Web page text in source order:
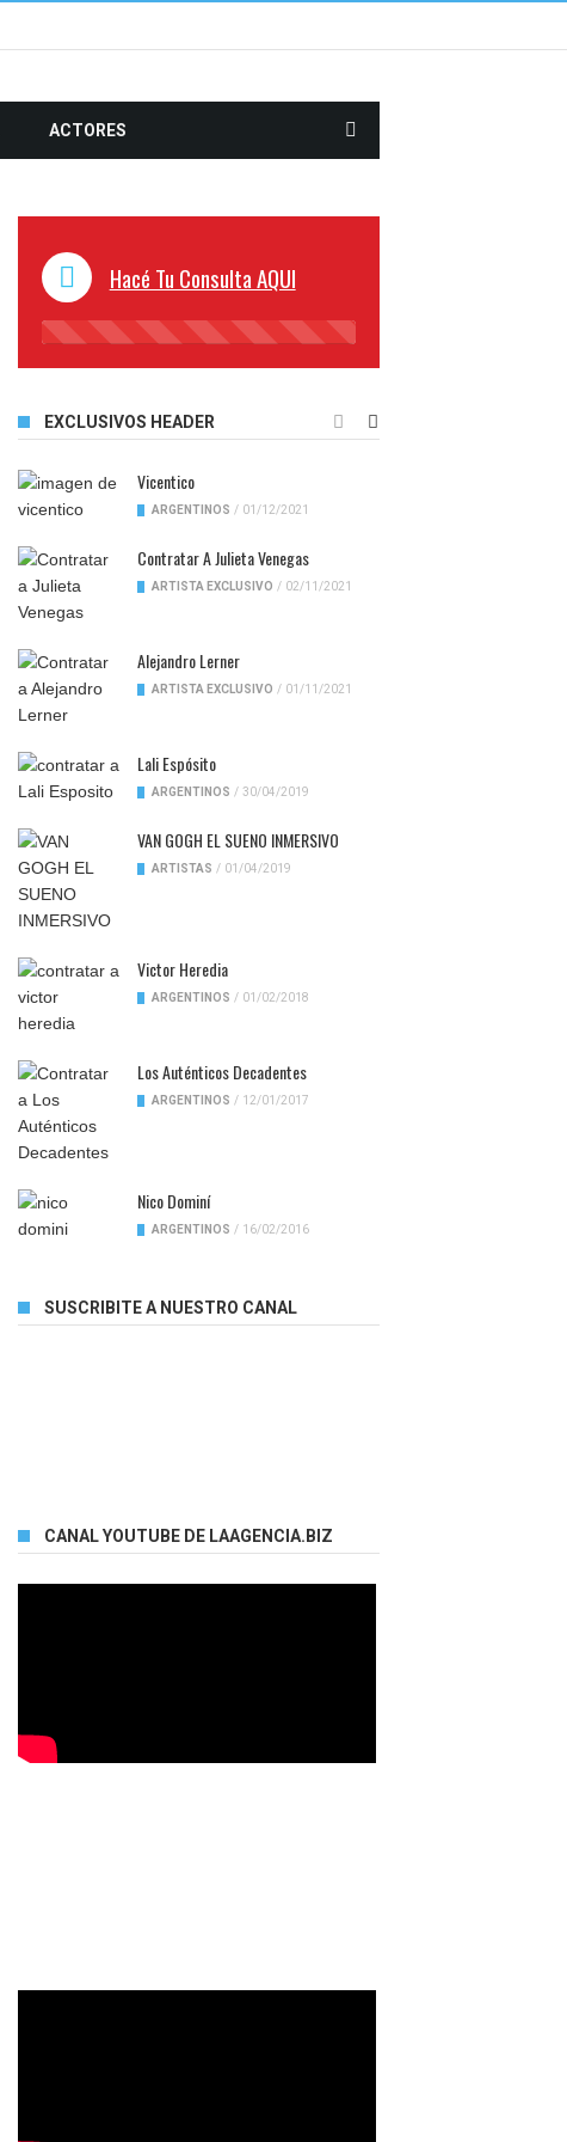
ACTORES
Hacé Tu Consulta AQUI
45%
EXCLUSIVOS HEADER
Vicentico
ARGENTINOS / 01/12/2021
Contratar A Julieta Venegas
ARTISTA EXCLUSIVO / 02/11/2021
Alejandro Lerner
ARTISTA EXCLUSIVO / 01/11/2021
Lali Espósito
ARGENTINOS / 30/04/2019
VAN GOGH EL SUENO INMERSIVO
ARTISTAS / 01/04/2019
Victor Heredia
ARGENTINOS / 01/02/2018
Los Auténticos Decadentes
ARGENTINOS / 12/01/2017
Nico Dominí
ARGENTINOS / 16/02/2016
SUSCRIBITE A NUESTRO CANAL
CANAL YOUTUBE DE LAAGENCIA.BIZ